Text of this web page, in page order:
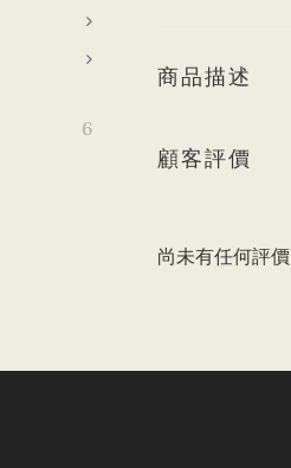
6
商品描述
顧客評價
尚未有任何評價